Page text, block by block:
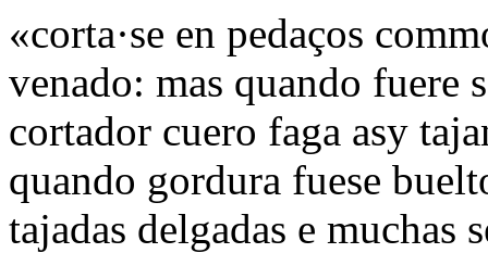
«corta·se en pedaços
venado: mas quando fuere
cortador cuero faga asy
quando gordura fuese
tajadas delgadas e muchas